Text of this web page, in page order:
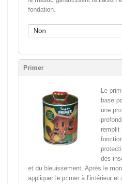
fondation.
Non
Primer
Le
base
une
remplit
des
et du bleuissement. Après le
appliquer le primer à l’intérieur et